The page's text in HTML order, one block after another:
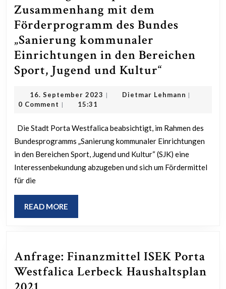
Zusammenhang mit dem
Förderprogramm des Bundes
„Sanierung kommunaler
Einrichtungen in den Bereichen
Sport, Jugend und Kultur“
dem
des
Bundes
den
Bereichen
Sport,
16. September 2023 16.
| Dietmar Lehmann Dietmar
|
0 Comment | 15:31
Die Stadt Porta Westfalica beabsichtigt, im Rahmen des
Bundesprogramms „Sanierung kommunaler Einrichtungen
in den Bereichen Sport, Jugend und Kultur“ (SJK) eine
Interessenbekundung abzugeben und sich um Fördermittel
für die
READ MORE
MORE
Anfrage: Finanzmittel ISEK Porta
Westfalica Lerbeck Haushaltsplan